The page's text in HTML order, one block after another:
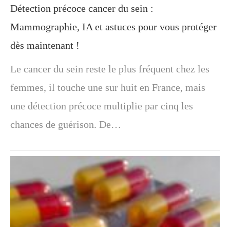
Détection précoce cancer du sein :
Mammographie, IA et astuces pour vous protéger
dès maintenant !
Le cancer du sein reste le plus fréquent chez les
femmes, il touche une sur huit en France, mais
une détection précoce multiplie par cinq les
chances de guérison. De…